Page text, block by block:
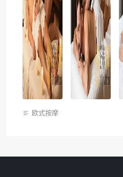
欧式按摩